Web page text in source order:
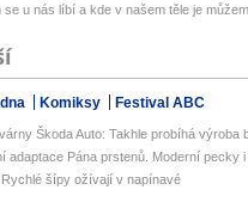
u nás líbí a kde v našem těle je
Komiksy Festival ABC
Škoda Auto: Takhle probíhá výroba
adaptace Pána prstenů. Moderní pecky i
šípy ožívají v napínavé